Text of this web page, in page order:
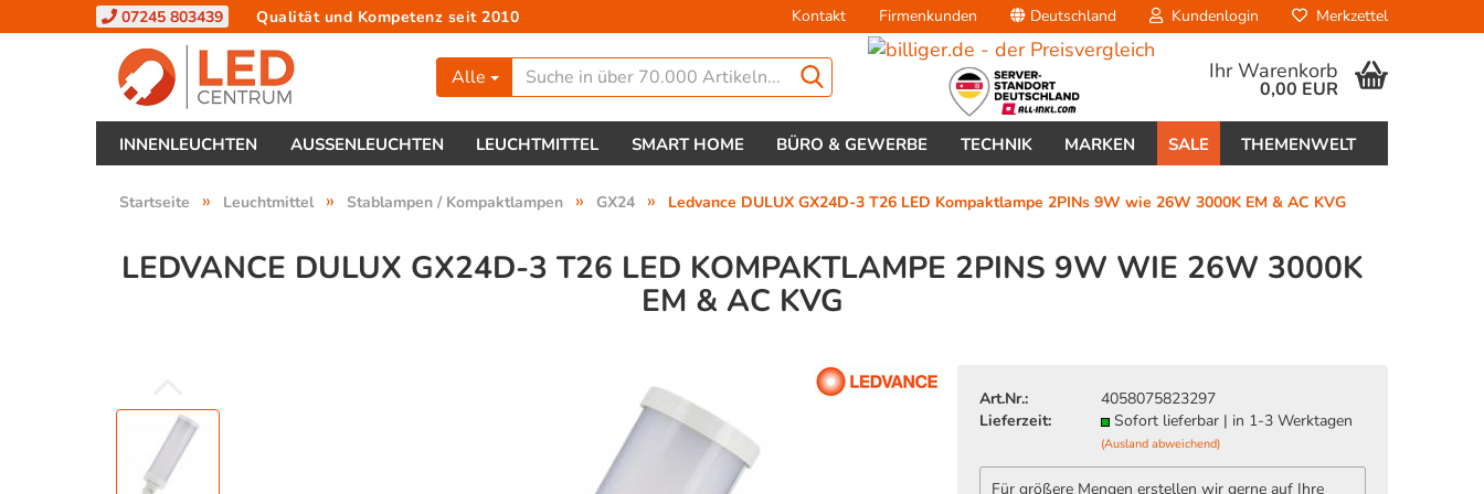
07245 803439 Qualität und Kompetenz seit 2010 Kontakt Firmenkunden Deutschland
Lieferland
Kundenlogin
Passwort vergessen?
Merkzettel
Alle Ihr Warenkorb
0,00 EUR
INNENLEUCHTEN AUSSENLEUCHTEN LEUCHTMITTEL SMART HOME BÜRO & GEWERBE TECHNIK MARKEN SALE THEMENWELT
Startseite » Leuchtmittel » Stablampen / Kompaktlampen » GX24 » Ledvance DULUX GX24D-3 T26 LED Kompaktlampe 2PINs 9W wie 26W 3000K EM & AC KVG
LEDVANCE DULUX GX24D-3 T26 LED KOMPAKTLAMPE 2PINS 9W WIE 26W 3000K
EM & AC KVG
Art.Nr.:
4058075823297
Lieferzeit:
Sofort lieferbar | in 1-3 Werktagen
(Ausland abweichend)
Für größere Mengen erstellen wir gerne auf Ihre